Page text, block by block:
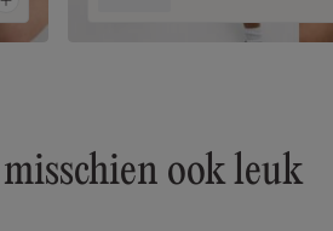
ook leuk